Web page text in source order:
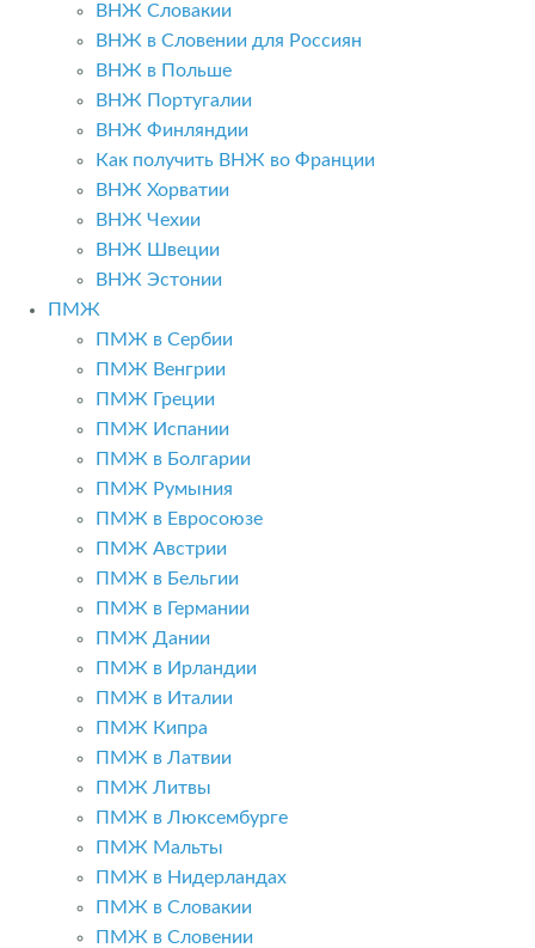
ВНЖ Словакии
ВНЖ в Словении для Россиян
ВНЖ в Польше
ВНЖ Португалии
ВНЖ Финляндии
Как получить ВНЖ во Франции
ВНЖ Хорватии
ВНЖ Чехии
ВНЖ Швеции
ВНЖ Эстонии
ПМЖ
ПМЖ в Сербии
ПМЖ Венгрии
ПМЖ Греции
ПМЖ Испании
ПМЖ в Болгарии
ПМЖ Румыния
ПМЖ в Евросоюзе
ПМЖ Австрии
ПМЖ в Бельгии
ПМЖ в Германии
ПМЖ Дании
ПМЖ в Ирландии
ПМЖ в Италии
ПМЖ Кипра
ПМЖ в Латвии
ПМЖ Литвы
ПМЖ в Люксембурге
ПМЖ Мальты
ПМЖ в Нидерландах
ПМЖ в Словакии
ПМЖ в Словении